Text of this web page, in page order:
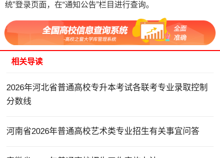
统”登录页面，在“通知公告”栏目进行查询。
相关导读
2026年河北省普通高校专升本考试各联考专业录取控制
分数线
河南省2026年普通高校艺术类专业招生有关事宜问答